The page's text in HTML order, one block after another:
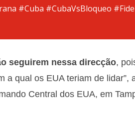
#Cuba #CubaVsBloqueo
seguirem nessa direcção,
a qual os EUA teriam de lidar”,
Central dos EUA, em